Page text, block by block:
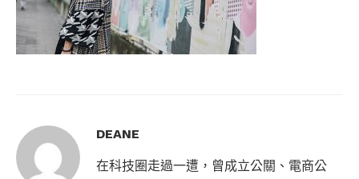
DEANE
在科技圈走過一遭，曾成立公關、電商公